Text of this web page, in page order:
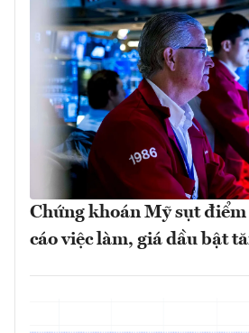
Chứng khoán Mỹ sụt
cáo việc làm, giá dầu bật